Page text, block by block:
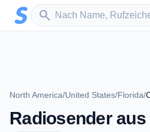
Zum Hauptinhalt springen
search
Sender suchen
North America/United States/Florida/
Radiosender